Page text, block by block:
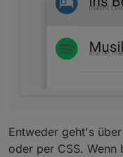
Entweder geht's
oder per CSS. Wenn